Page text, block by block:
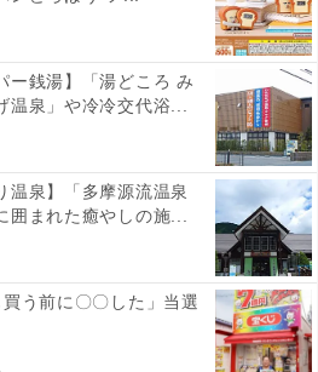
× BRIEFING サコッシュトー
（税込1万3750円）
ー銭湯】「湯どころ み
温泉」や冷冷交代浴...
温泉】「多摩源流温泉
囲まれた癒やしの施...
う前に〇〇した」当選